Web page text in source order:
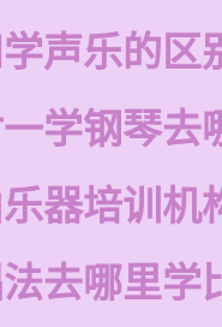
声乐的区
学钢琴去
器培训机
去哪里学